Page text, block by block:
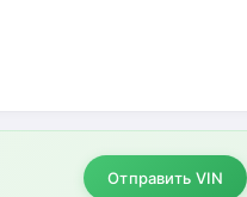
Отправить VIN